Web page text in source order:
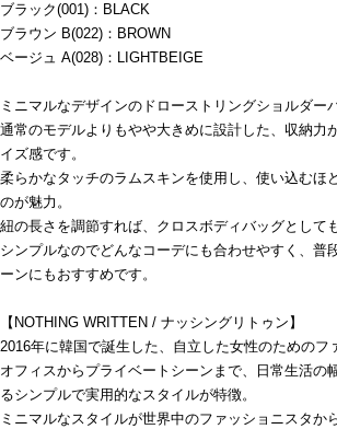
ブラック(001)：BLACK
ブラウン B(022)：BROWN
ベージュ A(028)：LIGHTBEIGE
ミニマルなデザインのドローストリングショルダー
通常のモデルよりもやや大きめに設計した、収納力
イズ感です。
柔らかなタッチのラムスキンを使用し、使い込むほ
のが魅力。
紐の長さを調節すれば、クロスボディバッグとして
シンプルなのでどんなコーデにも合わせやすく、普
ーンにもおすすめです。
【NOTHING WRITTEN / ナッシングリトゥン】
2016年に韓国で誕生した、自立した女性のためのフ
オフィスからプライベートシーンまで、日常生活の
るシンプルで実用的なスタイルが特徴。
ミニマルなスタイルが世界中のファッショニスタか